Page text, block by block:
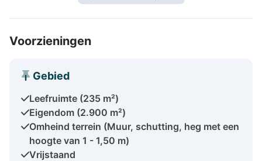
Voorzieningen
Gebied
Leefruimte (235 m²)
Eigendom (2.900 m²)
Omheind terrein (Muur, schutting, heg met een
hoogte van 1 - 1,50 m)
Vrijstaand